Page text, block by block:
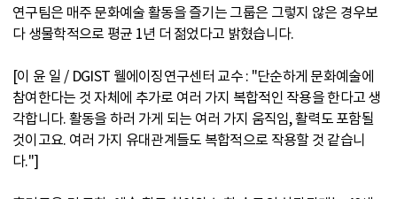
연구팀은 매주 문화예술 활동을 즐기는 그룹은 그렇지 않은 경우보
다 생물학적으로 평균 1년 더 젊었다고 밝혔습니다.
[이 윤 일 / DGIST 웰에이징연구센터 교수 : "단순하게 문화예술에
참여한다는 것 자체에 추가로 여러 가지 복합적인 작용을 한다고 생
각합니다. 활동을 하러 가게 되는 여러 가지 움직임, 활력도 포함될
것이고요. 여러 가지 유대관계들도 복합적으로 작용할 것 같습니
다."]